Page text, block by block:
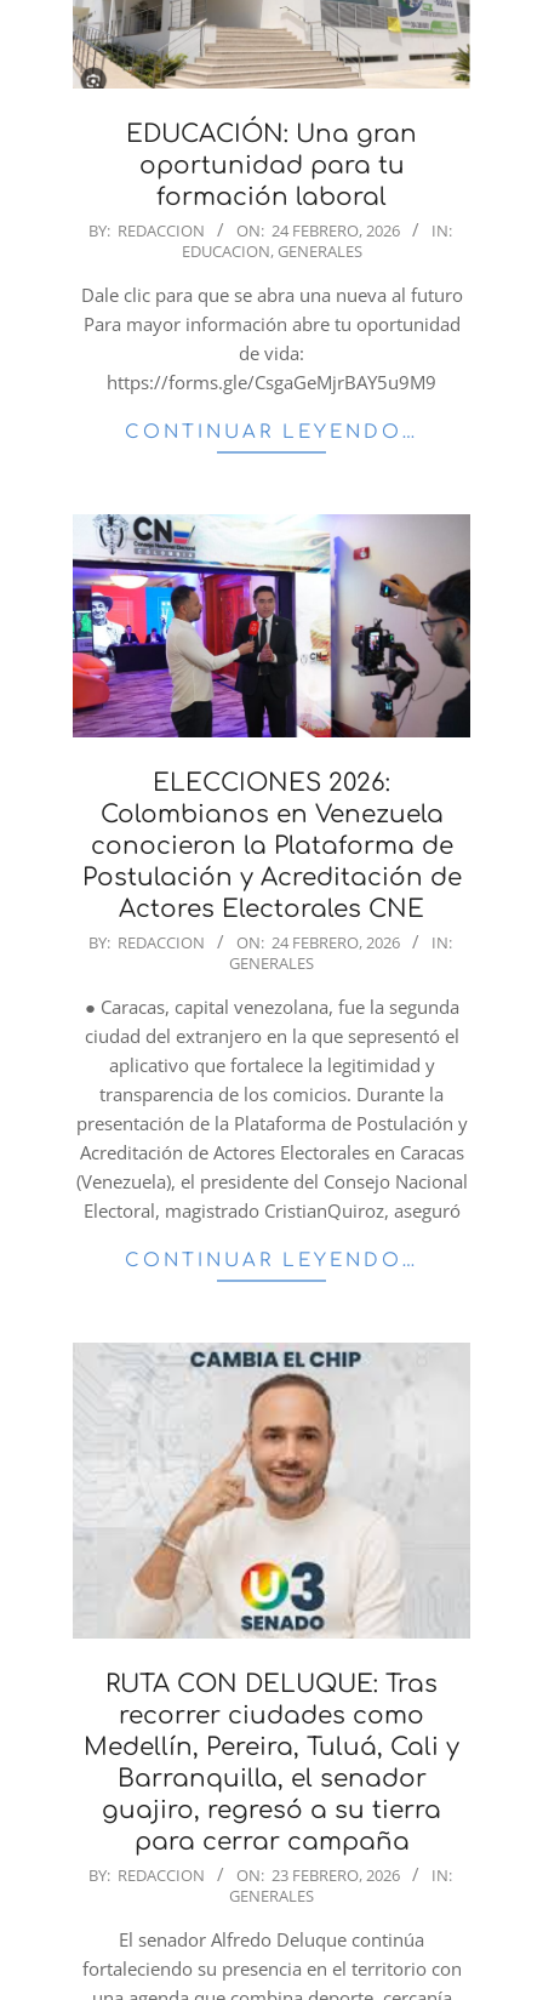
EDUCACIÓN: Una gran
oportunidad para tu
formación laboral
2026-
24
BY: REDACCION ON: 24 FEBRERO, 2026
IN:
EDUCACION, GENERALES
Dale clic para que se abra una nueva al futuro
Para mayor información abre tu oportunidad
de vida:
https://forms.gle/CsgaGeMjrBAY5u9M9
CONTINUAR LEYENDO…
ELECCIONES 2026:
Colombianos en Venezuela
conocieron la Plataforma de
Postulación y Acreditación de
Actores Electorales CNE
2026-
BY: REDACCION ON: 24 FEBRERO, 2026
IN:
GENERALES
● Caracas, capital venezolana, fue la segunda
ciudad del extranjero en la que sepresentó el
aplicativo que fortalece la legitimidad y
transparencia de los comicios. Durante la
presentación de la Plataforma de Postulación y
Acreditación de Actores Electorales en Caracas
(Venezuela), el presidente del Consejo Nacional
Electoral, magistrado CristianQuiroz, aseguró
CONTINUAR LEYENDO…
RUTA CON DELUQUE: Tras
recorrer ciudades como
Medellín, Pereira, Tuluá, Cali y
Barranquilla, el senador
guajiro, regresó a su tierra
para cerrar campaña
2026-
BY: REDACCION ON: 23 FEBRERO, 2026
IN:
GENERALES
El senador Alfredo Deluque continúa
fortaleciendo su presencia en el territorio con